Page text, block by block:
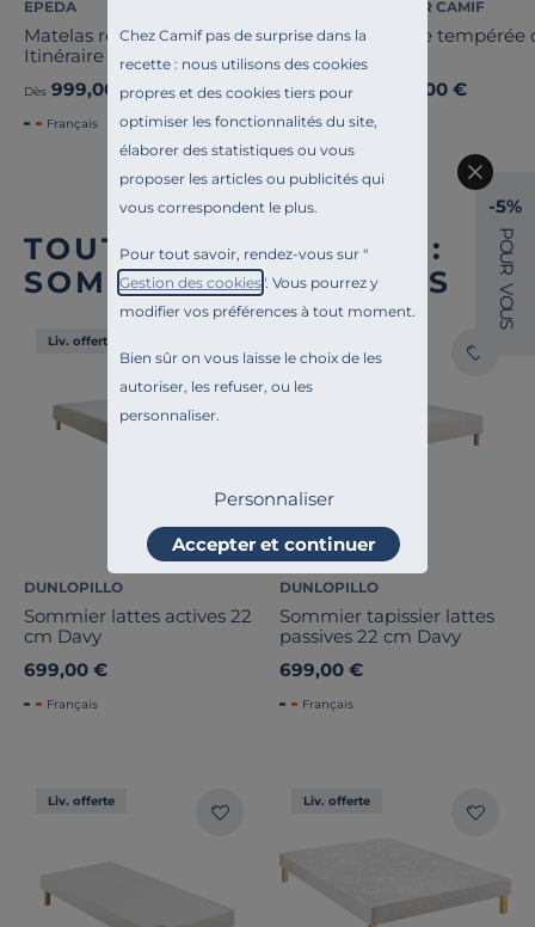
Chez Camif pas de surprise dans la
recette : nous utilisons des cookies
propres et des cookies tiers pour
optimiser les fonctionnalités du site,
élaborer des statistiques ou vous
proposer les articles ou publicités qui
vous correspondent le plus.
Pour tout savoir, rendez-vous sur "
Gestion des cookies". Vous pourrez y
modifier vos préférences à tout moment.
Bien sûr on vous laisse le choix de les
autoriser, les refuser, ou les
personnaliser.
Personnaliser
Accepter et continuer
EPEDA
Matelas ressorts ensachés 22 cm
Itinéraire
Dès 999,00 €
Français
COSI PAR CAMIF
Couette tempérée
Coline
199,00 €
TOUTE NOTRE OFFRE :
SOMMIERS TAPISSIERS
Liv. offerte
DUNLOPILLO
Sommier lattes actives 22
cm Davy
699,00 €
Français
DUNLOPILLO
Sommier tapissier lattes
passives 22 cm Davy
699,00 €
Français
Liv. offerte Liv. offerte
-5%
P
O
U
R
V
O
U
S